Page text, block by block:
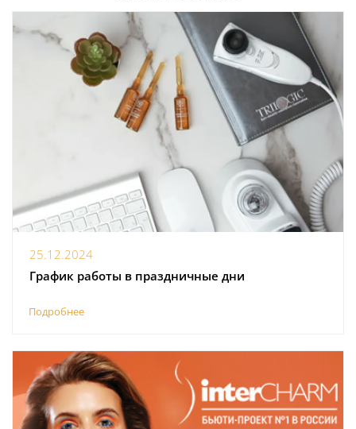
25.12.2024
График работы в праздничные дни
Подробнее